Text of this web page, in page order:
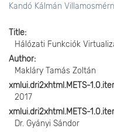
Kandó Kálmán
Title
Hálózati Funkciók
Author
Makláry Tamás Zoltán
xmlui.dri2xhtml.METS-
2017
xmlui.dri2xhtml.METS-
Dr. Gyányi Sándor